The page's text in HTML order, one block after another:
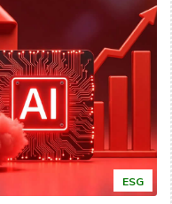
ESG